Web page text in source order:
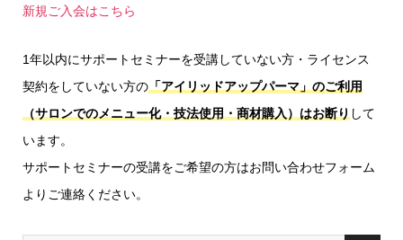
新規ご入会はこちら
1年以内にサポートセミナーを受講していない方・ライセンス
契約をしていない方の「アイリッドアップパーマ」のご利用
（サロンでのメニュー化・技法使用・商材購入）はお断り して
います。
サポートセミナーの受講をご希望の方はお問い合わせフォーム
よりご連絡ください。